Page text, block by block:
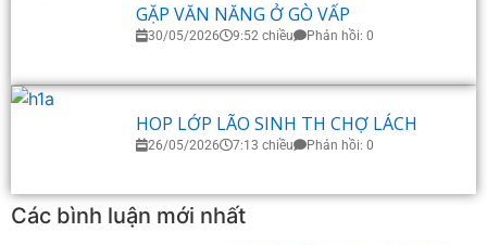
GẶP VĂN NĂNG Ở GÒ VẤP
30/05/2026 9:52 chiều Phản hồi: 0
HOP LỚP LÃO SINH TH CHỢ LÁCH
26/05/2026 7:13 chiều Phản hồi: 0
Các bình luận mới nhất